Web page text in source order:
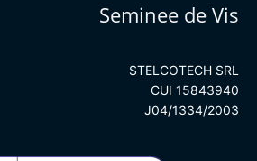
Seminee de Vis
STELCOTECH SRL
CUI 15843940
J04/1334/2003